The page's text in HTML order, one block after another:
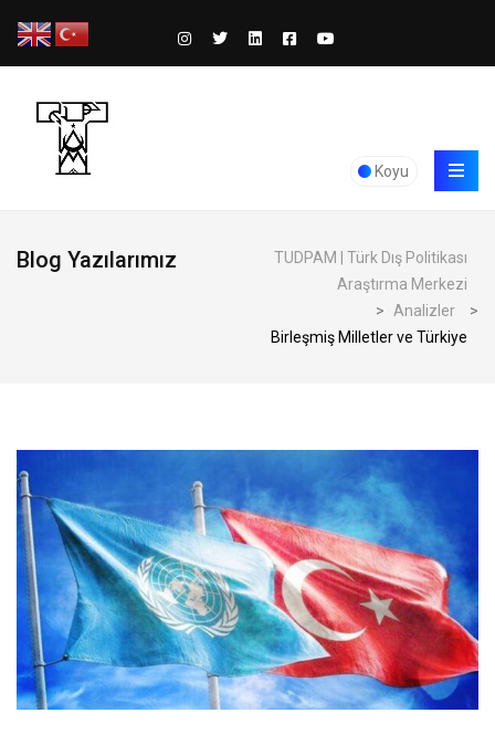
Koyu
Blog Yazılarımız
TUDPAM | Türk Dış Politikası
Araştırma Merkezi
>
Analizler
>
Birleşmiş Milletler ve Türkiye